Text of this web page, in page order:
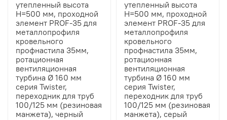
утепленный высота
H=500 мм, проходной
элемент PROF-35 для
металлопрофиля
кровельного
профнастила 35мм,
ротационная
вентиляционная
турбина Ø 160 мм
серия Twister,
переходник для труб
100/125 мм (резиновая
манжета), черный
утепленный высота
H=500 мм, проходной
элемент PROF-35 для
металлопрофиля
кровельного
профнастила 35мм,
ротационная
вентиляционная
турбина Ø 160 мм
серия Twister,
переходник для труб
100/125 мм (резиновая
манжета), серый